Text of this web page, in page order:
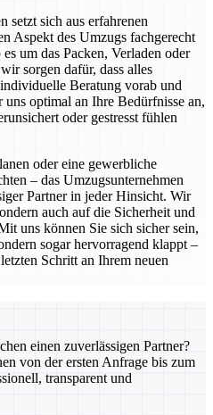
setzt sich aus erfahrenen
Aspekt des Umzugs fachgerecht
um das Packen, Verladen oder
sorgen dafür, dass alles
Beratung vorab und
optimal an Ihre Bedürfnisse an,
oder gestresst fühlen
oder eine gewerbliche
– das Umzugsunternehmen
Partner in jeder Hinsicht. Wir
auch auf die Sicherheit und
uns können Sie sich sicher sein,
sogar hervorragend klappt –
Schritt an Ihrem neuen
einen zuverlässigen Partner?
von der ersten Anfrage bis zum
transparent und